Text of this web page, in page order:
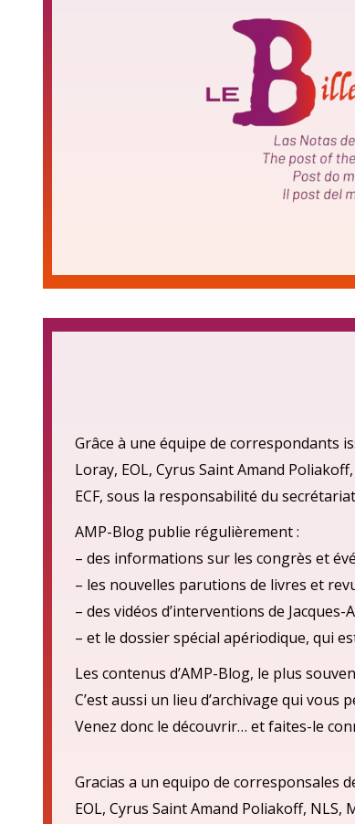
Grâce à une équipe de correspondants
Loray, EOL, Cyrus Saint Amand
ECF, sous la responsabilité du secrétariat
AMP-Blog publie régulièrement :
– des informations sur les congrès et
– les nouvelles parutions de livres et
– des vidéos d’interventions de Jacques-
– et le dossier spécial apériodique, qui
Les contenus d’AMP-Blog, le plus
C’est aussi un lieu d’archivage qui
Venez donc le découvrir… et faites-le
Gracias a un equipo de corresponsales
EOL, Cyrus Saint Amand Poliakoff,